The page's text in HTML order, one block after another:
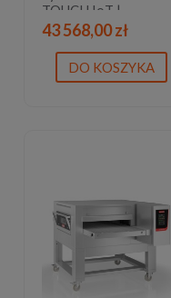
TOUCH IoT |
wyświetlacz dotykowy
| 2 lata gwarancji
43 568,00 zł
DO KOSZYKA